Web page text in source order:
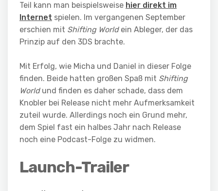
Teil kann man beispielsweise hier direkt im
Internet spielen. Im vergangenen September
erschien mit Shifting Worldein Ableger, der das
Prinzip auf den 3DS brachte.
Mit Erfolg, wie Micha und Daniel in dieser Folge
finden. Beide hatten großen Spaß mit Shifting
Worldund finden es daher schade, dass dem
Knobler bei Release nicht mehr Aufmerksamkeit
zuteil wurde. Allerdings noch ein Grund mehr,
dem Spiel fast ein halbes Jahr nach Release
noch eine Podcast-Folge zu widmen.
Launch-Trailer